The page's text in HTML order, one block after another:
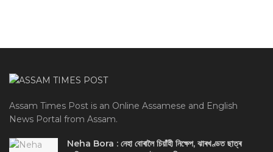
Assam Times Post is an Online Assamese and English
News Portal from Assam.
Neha Bora : নেহা বোৰালৈ চিয়াঁহী নিক্ষেপ, ঝাৰখণ্ডত ছাত্ৰ